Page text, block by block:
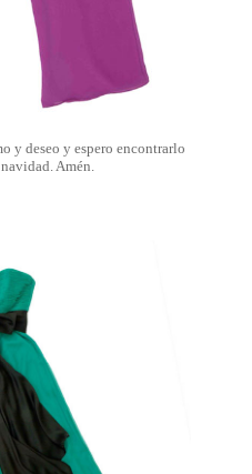
y deseo y espero encontrarlo
Amén.